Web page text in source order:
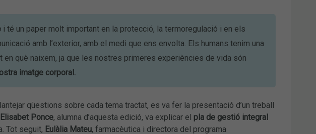
i té un paper molt important en la protecció, la termoregulació i en els
amb l’exterior, amb el medi que ens envolta. Els humans tenim una
què naixem, ja que les nostres primeres experiències de vida són
imatge corporal.
qüestions sobre cada tema tractat, es va fer la presentació d’un treball
Elisabet Ponce, alumna d’aquesta edició, va explicar el pla de gestió integral
Tot seguit, Eulàlia Mateu, farmacèutica i directora del programa